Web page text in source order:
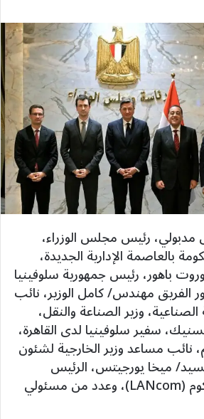
رئيس مجلس الوزراء،
بالعاصمة الإدارية الجديدة،
باهور، رئيس جمهورية سلوفينيا
الفريق مهندس/ كامل الوزير، نائب
وزير الصناعة والنقل،
سفير سلوفينيا لدى القاهرة،
نائب مساعد وزير الخارجية لشئون
ميخا يورجيتس، الرئيس
التنفيذي لشركة لانكوم (LANcom)، وعدد من مسئولي